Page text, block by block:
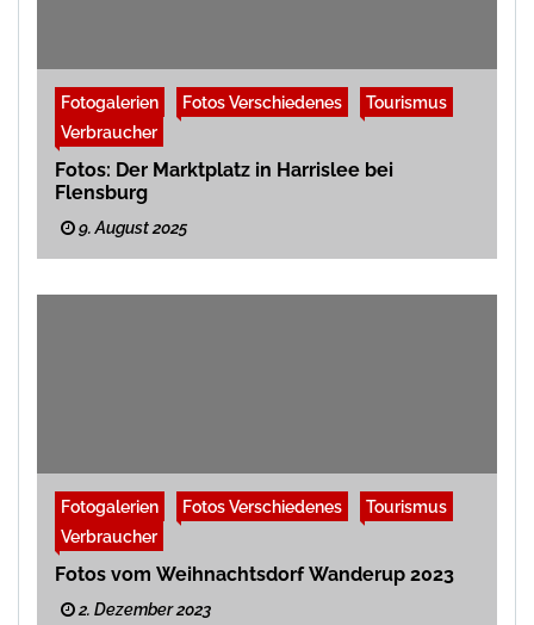
Fotogalerien Fotos Verschiedenes
Tourismus
Verbraucher
Fotos: Der Marktplatz in Harrislee bei
Flensburg
9. August 2025
Fotogalerien Fotos Verschiedenes
Tourismus
Verbraucher
Fotos vom Weihnachtsdorf Wanderup 2023
2. Dezember 2023